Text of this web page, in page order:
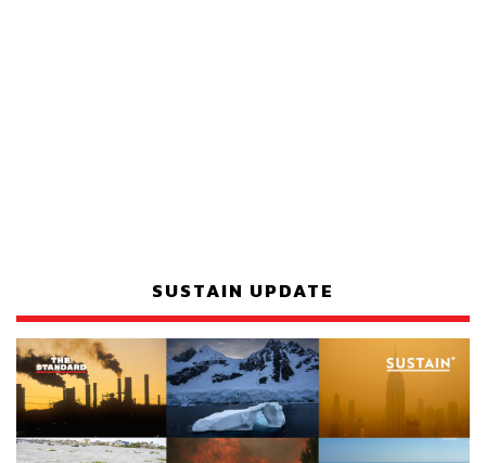
SUSTAIN UPDATE